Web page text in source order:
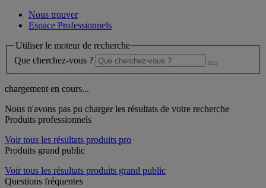
Nous trouver
Espace Professionnels
Utiliser le moteur de recherche
Que cherchez-vous ?
chargement en cours...
Nous n'avons pas pu charger les résultats de votre recherche
Produits professionnels
Voir tous les résultats produits pro
Produits grand public
Voir tous les résultats produits grand public
Questions fréquentes